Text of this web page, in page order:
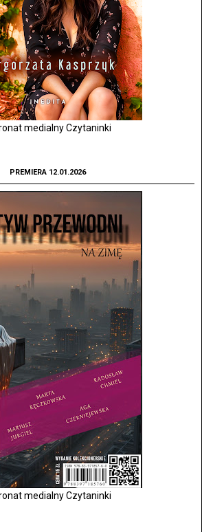
medialny Czytaninki
PREMIERA 12.01.2026
medialny Czytaninki